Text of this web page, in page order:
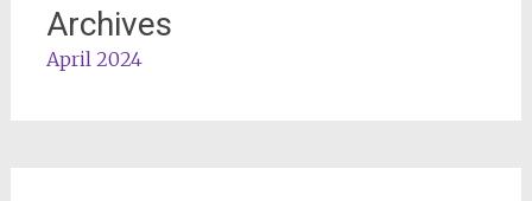
Archives
April 2024